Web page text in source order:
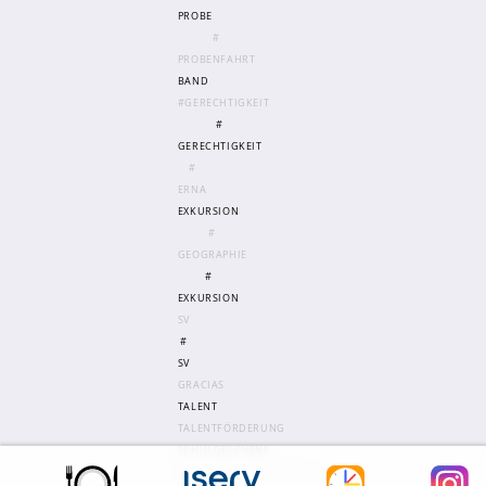
PROBE
#
PROBENFAHRT
BAND
#GERECHTIGKEIT
#
GERECHTIGKEIT
#
ERNA
EXKURSION
#
GEOGRAPHIE
#
EXKURSION
SV
#
SV
GRACIAS
TALENT
TALENTFÖRDERUNG
SCHULGESCHENK
KENNENLERNNACHMITTAG